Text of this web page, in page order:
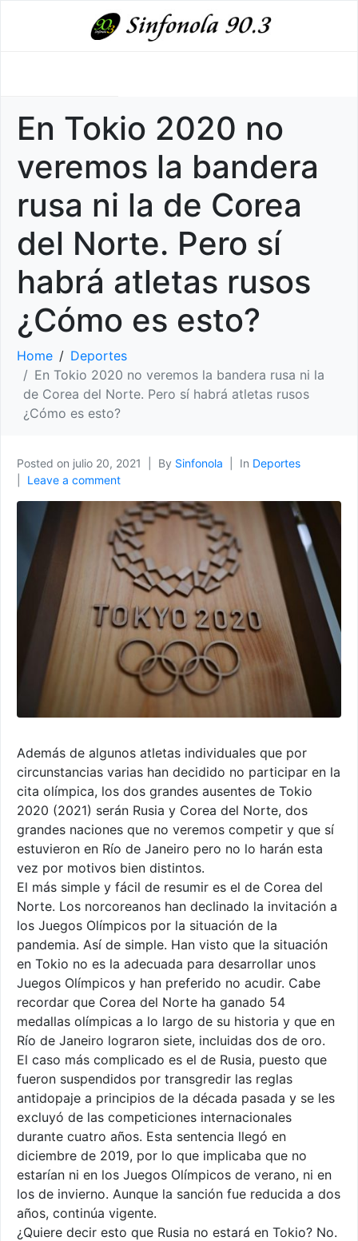
En Tokio 2020 no
veremos la bandera
rusa ni la de Corea
del Norte. Pero sí
habrá atletas rusos
¿Cómo es esto?
Home
Deportes
En Tokio 2020 no veremos la bandera rusa ni la
de Corea del Norte. Pero sí habrá atletas rusos
¿Cómo es esto?
Posted on julio 20, 2021 By Sinfonola In Deportes
Leave a comment
Además de algunos atletas individuales que por
circunstancias varias han decidido no participar en la
cita olímpica, los dos grandes ausentes de Tokio
2020 (2021) serán Rusia y Corea del Norte, dos
grandes naciones que no veremos competir y que sí
estuvieron en Río de Janeiro pero no lo harán esta
vez por motivos bien distintos.
El más simple y fácil de resumir es el de Corea del
Norte. Los norcoreanos han declinado la invitación a
los Juegos Olímpicos por la situación de la
pandemia. Así de simple. Han visto que la situación
en Tokio no es la adecuada para desarrollar unos
Juegos Olímpicos y han preferido no acudir. Cabe
recordar que Corea del Norte ha ganado 54
medallas olímpicas a lo largo de su historia y que en
Río de Janeiro lograron siete, incluidas dos de oro.
El caso más complicado es el de Rusia, puesto que
fueron suspendidos por transgredir las reglas
antidopaje a principios de la década pasada y se les
excluyó de las competiciones internacionales
durante cuatro años. Esta sentencia llegó en
diciembre de 2019, por lo que implicaba que no
estarían ni en los Juegos Olímpicos de verano, ni en
los de invierno. Aunque la sanción fue reducida a dos
años, continúa vigente.
¿Quiere decir esto que Rusia no estará en Tokio? No.